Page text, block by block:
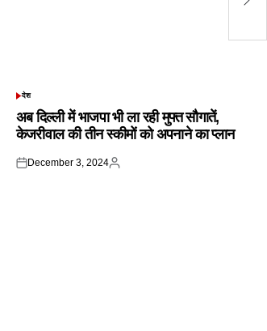
POSTED
देश
अब दिल्ली में भाजपा भी ला रही मुफ्त सौगातें,
केजरीवाल की तीन स्कीमों को अपनाने का प्लान
Posted
December 3, 2024
Posted